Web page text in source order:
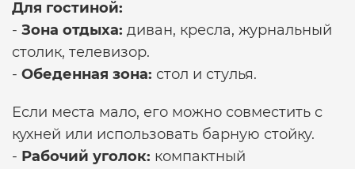
Для гостиной:
- Зона отдыха: диван, кресла, журнальный
столик, телевизор.
- Обеденная зона: стол и стулья.
Если места мало, его можно совместить с
кухней или использовать барную стойку.
- Рабочий уголок: компактный